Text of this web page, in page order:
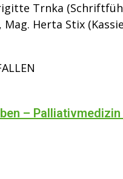
Trnka
Mag. Herta Stix
–